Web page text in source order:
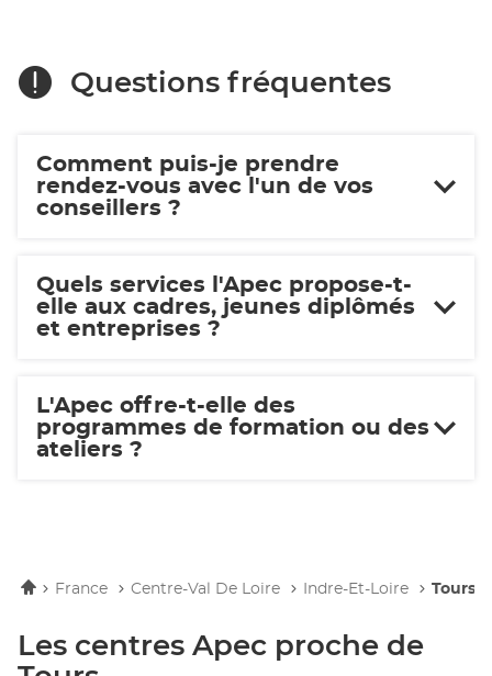
Questions fréquentes
Comment puis-je prendre
rendez-vous avec l'un de vos
conseillers ?
Quels services l'Apec propose-t-
elle aux cadres, jeunes diplômés
et entreprises ?
L'Apec offre-t-elle des
programmes de formation ou des
ateliers ?
AccueilFrance Centre-Val De Loire Indre-Et-Loire Tours
Les centres Apec proche de